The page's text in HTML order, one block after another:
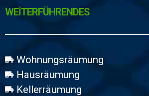
WEİTERFÜHRENDES
Wohnungsräumung
Hausräumung
Kellerräumung